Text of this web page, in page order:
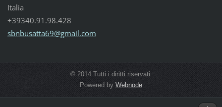
Italia
+39340.91.98.428
sbnbusatta69@gmail.com
© 2014 Tutti i diritti riservati.
Powered by Webnode